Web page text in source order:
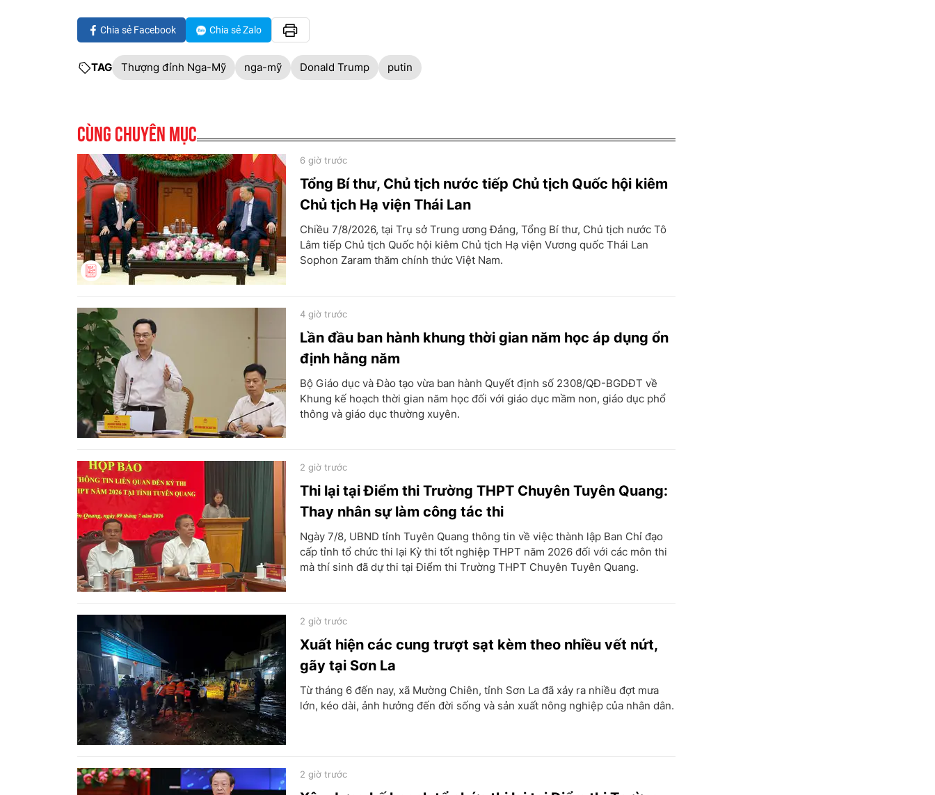
Chia sẻ Facebook Chia sẻ Zalo
TAG Thượng đỉnh Nga-Mỹ nga-mỹ Donald Trump putin
Cùng chuyên mục
Tổng Bí thư, Chủ tịch nước tiếp Chủ tịch Quốc hội kiêm
Chủ tịch Hạ viện Thái Lan
6 giờ trước
Chiều 7/8/2026, tại Trụ sở Trung ương Đảng, Tổng Bí thư, Chủ tịch nước Tô
Lâm tiếp Chủ tịch Quốc hội kiêm Chủ tịch Hạ viện Vương quốc Thái Lan
Sophon Zaram thăm chính thức Việt Nam.
Lần đầu ban hành khung thời gian năm học áp dụng ổn
định hằng năm
4 giờ trước
Bộ Giáo dục và Đào tạo vừa ban hành Quyết định số 2308/QĐ-BGDĐT về
Khung kế hoạch thời gian năm học đối với giáo dục mầm non, giáo dục phổ
thông và giáo dục thường xuyên.
Thi lại tại Điểm thi Trường THPT Chuyên Tuyên Quang:
Thay nhân sự làm công tác thi
2 giờ trước
Ngày 7/8, UBND tỉnh Tuyên Quang thông tin về việc thành lập Ban Chỉ đạo
cấp tỉnh tổ chức thi lại Kỳ thi tốt nghiệp THPT năm 2026 đối với các môn thi
mà thí sinh đã dự thi tại Điểm thi Trường THPT Chuyên Tuyên Quang.
Xuất hiện các cung trượt sạt kèm theo nhiều vết nứt,
gãy tại Sơn La
2 giờ trước
Từ tháng 6 đến nay, xã Mường Chiên, tỉnh Sơn La đã xảy ra nhiều đợt mưa
lớn, kéo dài, ảnh hưởng đến đời sống và sản xuất nông nghiệp của nhân dân.
2 giờ trước